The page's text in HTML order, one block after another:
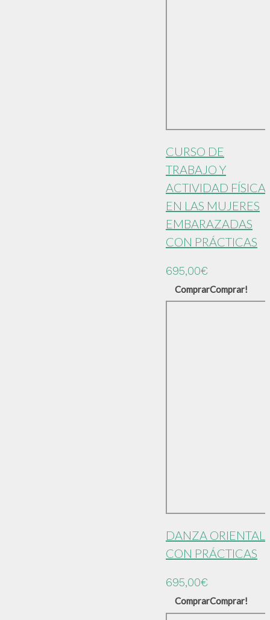
CURSO DE
TRABAJO Y
ACTIVIDAD FÍSICA
EN LAS MUJERES
EMBARAZADAS
CON PRÁCTICAS
695,00€
ComprarComprar!
DANZA ORIENTAL
CON PRÁCTICAS
695,00€
ComprarComprar!